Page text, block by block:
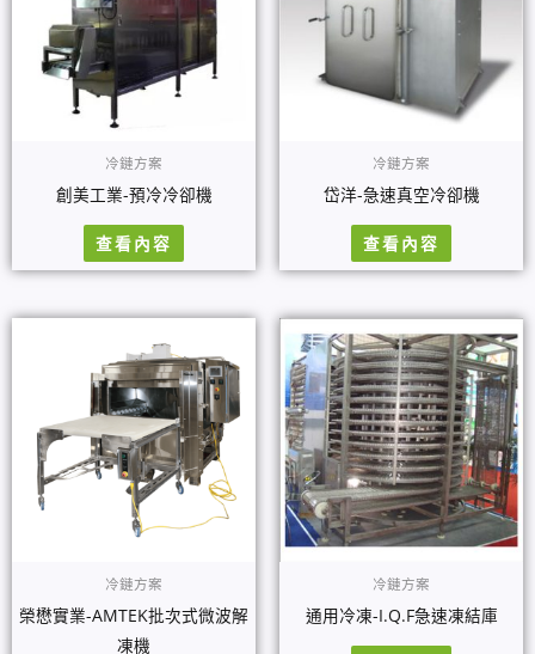
冷鏈方案
創美工業-預冷冷卻機
查看內容
冷鏈方案
岱洋-急速真空冷卻機
查看內容
冷鏈方案
榮懋實業-AMTEK批次式微波解
凍機
冷鏈方案
通用冷凍-I.Q.F急速凍結庫